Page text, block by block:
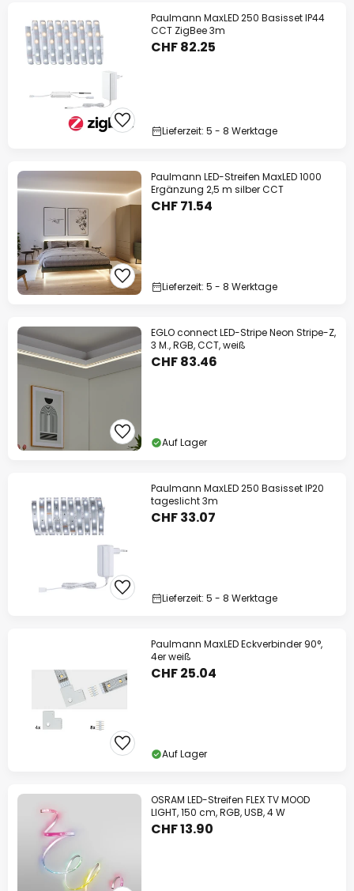
Paulmann MaxLED 250 Basisset IP44
CCT ZigBee 3m
CHF 82.25
Lieferzeit: 5 - 8 Werktage
Paulmann LED-Streifen MaxLED 1000
Ergänzung 2,5 m silber CCT
CHF 71.54
Lieferzeit: 5 - 8 Werktage
EGLO connect LED-Stripe Neon Stripe-Z,
3 M., RGB, CCT, weiß
CHF 83.46
Auf Lager
Paulmann MaxLED 250 Basisset IP20
tageslicht 3m
CHF 33.07
Lieferzeit: 5 - 8 Werktage
Paulmann MaxLED Eckverbinder 90°,
4er weiß
CHF 25.04
Auf Lager
OSRAM LED-Streifen FLEX TV MOOD
LIGHT, 150 cm, RGB, USB, 4 W
CHF 13.90